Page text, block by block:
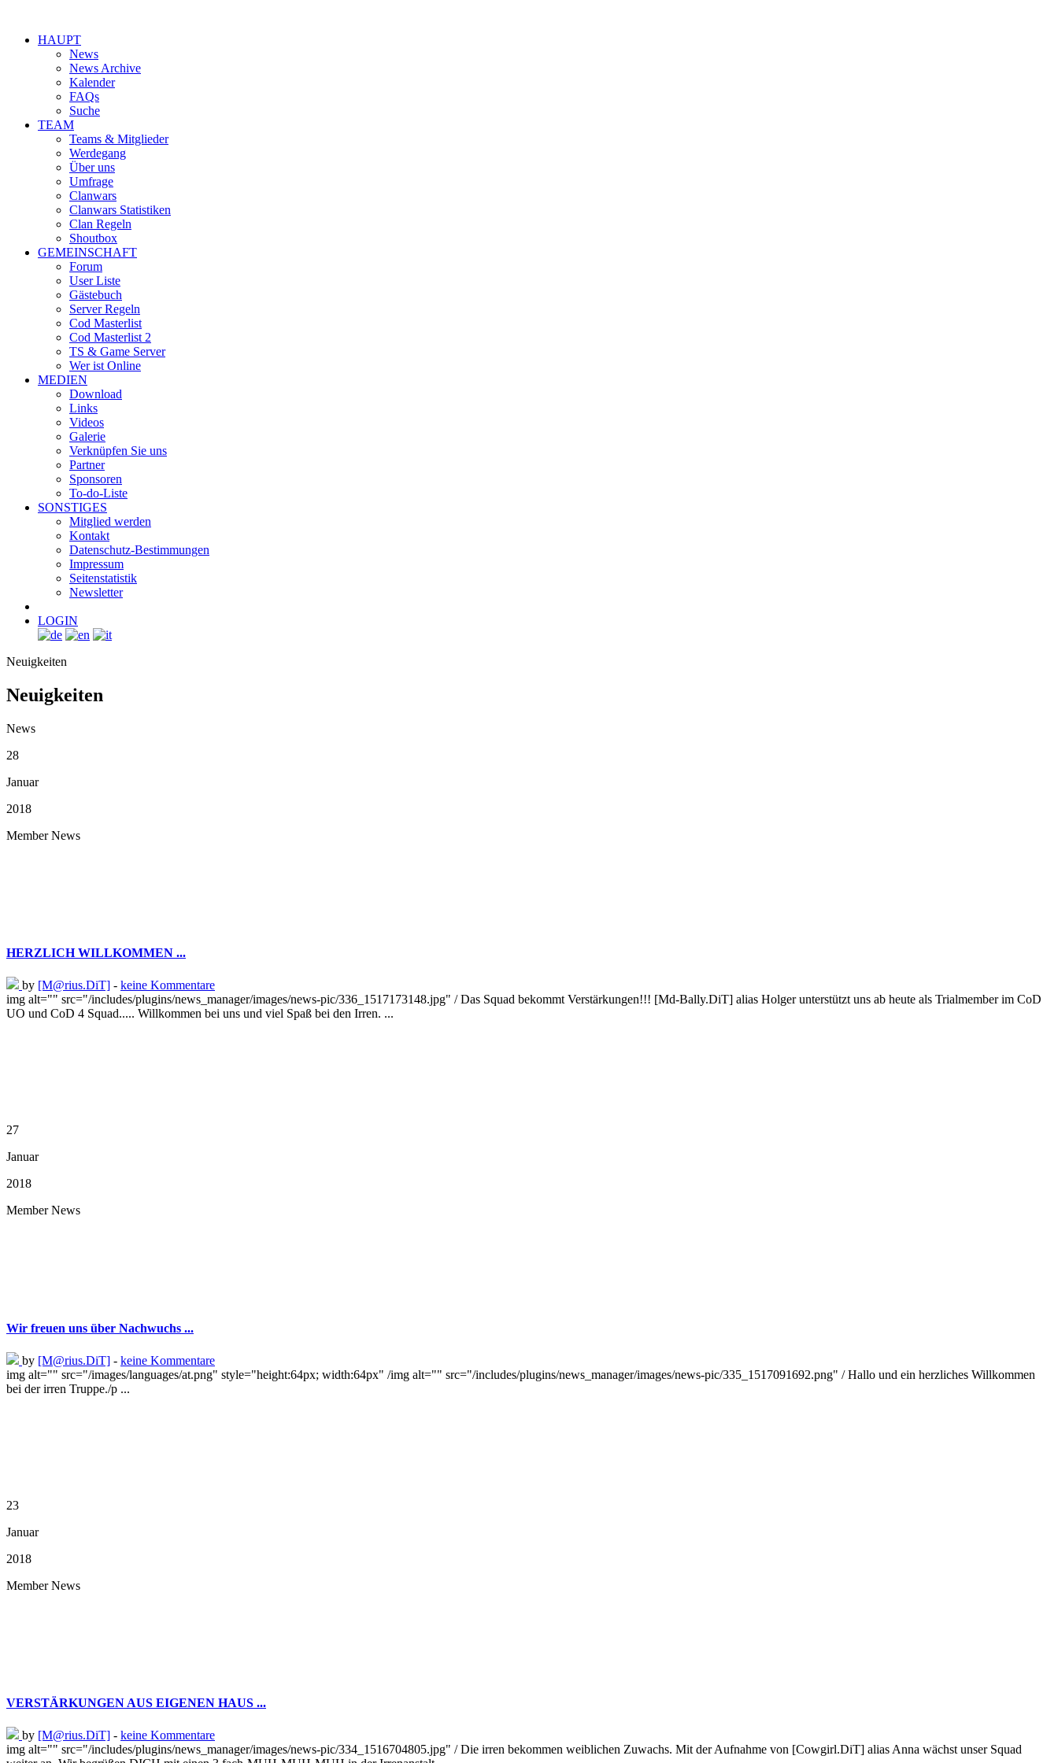
HAUPT
News
News Archive
Kalender
FAQs
Suche
TEAM
Teams & Mitglieder
Werdegang
Über uns
Umfrage
Clanwars
Clanwars Statistiken
Clan Regeln
Shoutbox
GEMEINSCHAFT
Forum
User Liste
Gästebuch
Server Regeln
Cod Masterlist
Cod Masterlist 2
TS & Game Server
Wer ist Online
MEDIEN
Download
Links
Videos
Galerie
Verknüpfen Sie uns
Partner
Sponsoren
To-do-Liste
SONSTIGES
Mitglied werden
Kontakt
Datenschutz-Bestimmungen
Impressum
Seitenstatistik
Newsletter
LOGIN
Neuigkeiten
Neuigkeiten
News
28
Januar
2018
Member News
HERZLICH WILLKOMMEN ...
by [M@rius.DiT] - keine Kommentare
img alt="" src="/includes/plugins/news_manager/images/news-pic/336_1517173148.jpg" / Das Squad bekommt Verstärkungen!!! [Md-Bally.DiT] alias Holger unterstützt uns ab heute als Trialmember im CoD
UO und CoD 4 Squad..... Willkommen bei uns und viel Spaß bei den Irren. ...
27
Januar
2018
Member News
Wir freuen uns über Nachwuchs ...
by [M@rius.DiT] - keine Kommentare
img alt="" src="/images/languages/at.png" style="height:64px; width:64px" /img alt="" src="/includes/plugins/news_manager/images/news-pic/335_1517091692.png" / Hallo und ein herzliches Willkommen
bei der irren Truppe./p ...
23
Januar
2018
Member News
VERSTÄRKUNGEN AUS EIGENEN HAUS ...
by [M@rius.DiT] - keine Kommentare
img alt="" src="/includes/plugins/news_manager/images/news-pic/334_1516704805.jpg" / Die irren bekommen weiblichen Zuwachs. Mit der Aufnahme von [Cowgirl.DiT] alias Anna wächst unser Squad